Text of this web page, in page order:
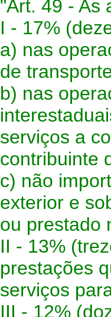
"Art. 49 - As
I - 17%
a) nas
de
b) nas
serviços a
contribuinte
c) não
exterior e
ou prestado
II - 13%
prestações
serviços
III - 12%